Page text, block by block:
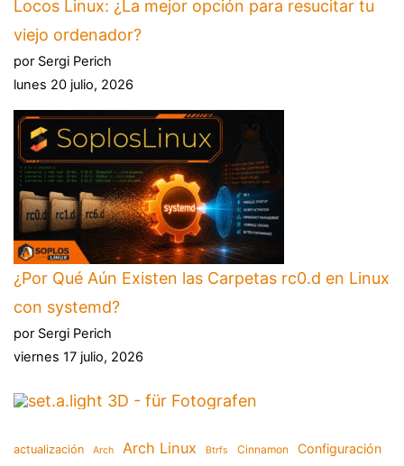
Locos Linux: ¿La mejor opción para resucitar tu
viejo ordenador?
por Sergi Perich
lunes 20 julio, 2026
¿Por Qué Aún Existen las Carpetas rc0.d en Linux
con systemd?
por Sergi Perich
viernes 17 julio, 2026
actualización Arch Arch Linux Btrfs Cinnamon Configuración